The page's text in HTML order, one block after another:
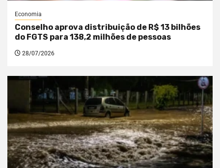
Economia
Conselho aprova distribuição de R$ 13 bilhões
do FGTS para 138,2 milhões de pessoas
28/07/2026